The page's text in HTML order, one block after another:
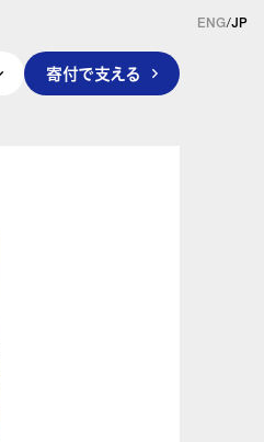
寄付で支える
ENG/JP